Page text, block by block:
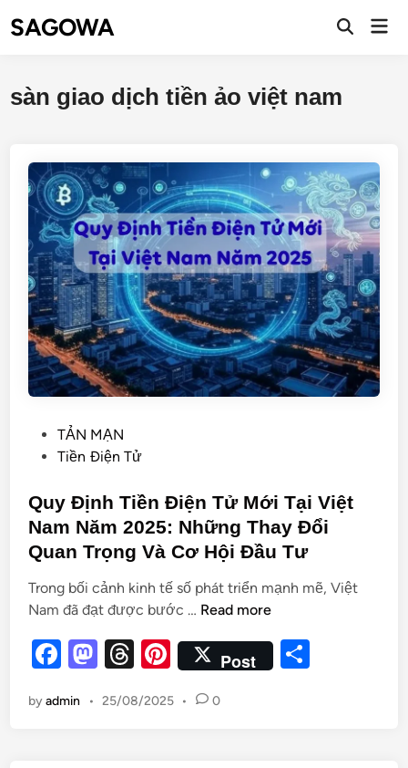
SAGOWA
sàn giao dịch tiền ảo việt nam
TẢN MẠN
Tiền Điện Tử
Quy Định Tiền Điện Tử Mới Tại Việt
Nam Năm 2025: Những Thay Đổi
Quan Trọng Và Cơ Hội Đầu Tư
Trong bối cảnh kinh tế số phát triển mạnh mẽ, Việt
Nam đã đạt được bước … Read more
F
c
M
to
T
e
Pi
er
Post
byadmin • 25/08/2025 • 0